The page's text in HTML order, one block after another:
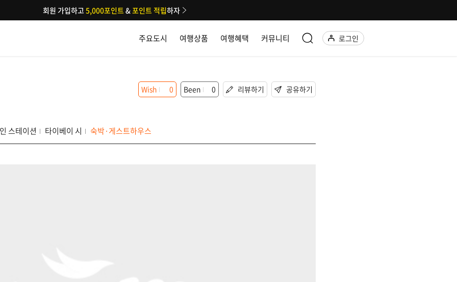
주요도시 여행상품 여행혜택 커뮤니티 로그인
회원 가입하고5,000포인트&포인트 적립하자
스테이션 타이베이 시 숙박·게스트하우스
Wish 0 Been 0 리뷰하기 공유하기